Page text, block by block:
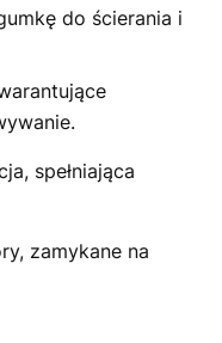
do ścierania i
spełniająca
zamykane na